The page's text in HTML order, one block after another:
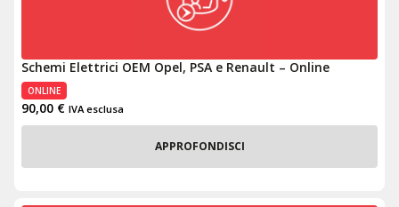
Schemi Elettrici OEM Opel, PSA e Renault – Online
ONLINE
90,00 € IVA esclusa
APPROFONDISCI